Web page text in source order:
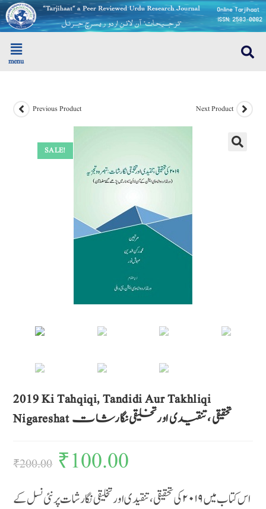
menu
SALE!
Previous Product Next Product
2019 Ki Tahqiqi, Tandidi Aur Takhliqi
Nigareshat تحقیقی ، تنقیدی اور تخلیقی نگارشات
₹200.00 ₹100.00
اس کتاب میں ۲۰۱۹ کی تحقیقی ، تنقیدی اور تخلیقی نگارشات پر نئی نسل کے